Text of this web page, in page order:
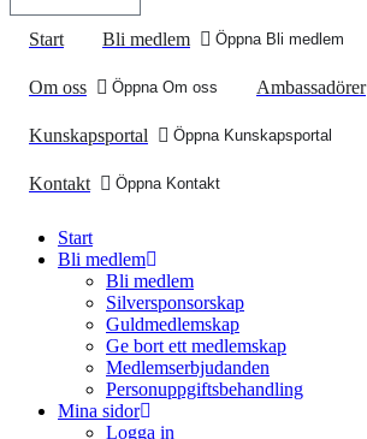
Start Bli medlem Öppna Bli medlem
Om oss Öppna Om oss Ambassadörer
Kunskapsportal Öppna Kunskapsportal
Kontakt Öppna Kontakt
Start
Bli medlem
Bli medlem
Silversponsorskap
Guldmedlemskap
Ge bort ett medlemskap
Medlemserbjudanden
Personuppgiftsbehandling
Mina sidor
Logga in